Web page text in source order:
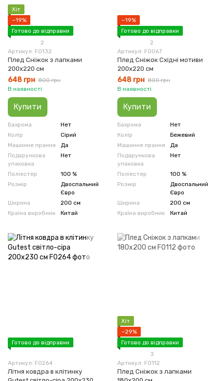
Хіт
−19%
Готово до відправки
2
Артикул: F0132
Плед Сніжок з лапками
200х220 см
648 грн 800 грн
В наявності
Купити
Бахрома
Нет
Колір
Сірий
Машинне прання
Да
Подарункова
упаковка
Нет
Поліестер
100 %
Розмір
Двоспальний
Євро
Ширина
200 см
Країна виробник
Китай
−19%
Готово до відправки
2
Артикул: F0067
Плед Сніжок Східні мотиви
200х220 см
648 грн 800 грн
В наявності
Купити
Бахрома
Нет
Колір
Бежевий
Машинне прання
Да
Подарункова
упаковка
Нет
Поліестер
100 %
Розмір
Двоспальний
Євро
Ширина
200 см
Країна виробник
Китай
Готово до відправки
Артикул: F0264
Літня ковдра в клітинку
Хіт
−29%
Готово до відправки
3
Артикул: F0112
Плед Сніжок з лапками